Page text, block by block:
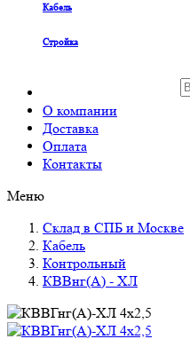
Кабель
Стройка
О компании
Доставка
Оплата
Контакты
Меню
Склад в СПБ и Москве
Кабель
Контрольный
КВВнг(А) - ХЛ